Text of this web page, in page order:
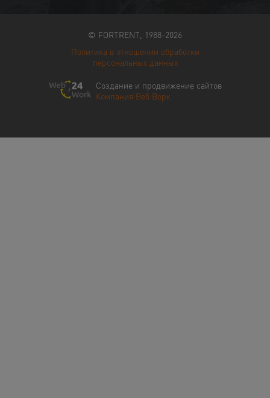
© FORTRENT, 1988-2026
Политика в отношении обработки
персональных данных
Создание и продвижение сайтов
Компания Веб Ворк